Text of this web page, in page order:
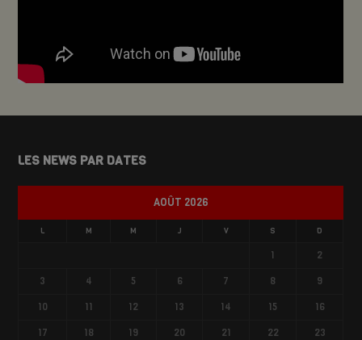
LES NEWS PAR DATES
AOÛT 2026
L M M J V S D
1
2
3
4 5 6 7 8
9
10
11 12 13 14 15
16
17
18 19 20 21 22
23